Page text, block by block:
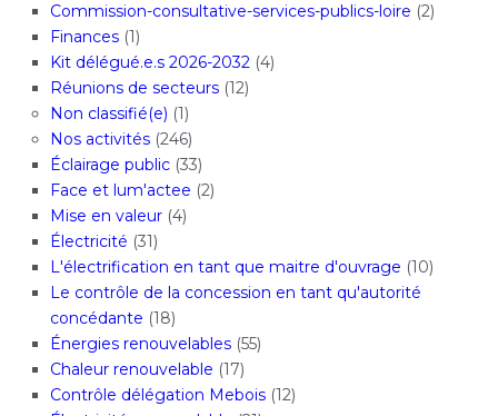
Commission-consultative-services-publics-loire (2)
Finances(1)
Kit délégué.e.s 2026-2032(4)
Réunions de secteurs(12)
Non classifié(e) (1)
Nos activités(246)
Éclairage public(33)
Face et lum'actee (2)
Mise en valeur(4)
Électricité (31)
L'électrification en tant que maitre d'ouvrage (10)
Le contrôle de la concession en tant qu'autorité
concédante (18)
Énergies renouvelables(55)
Chaleur renouvelable (17)
Contrôle délégation Mebois(12)